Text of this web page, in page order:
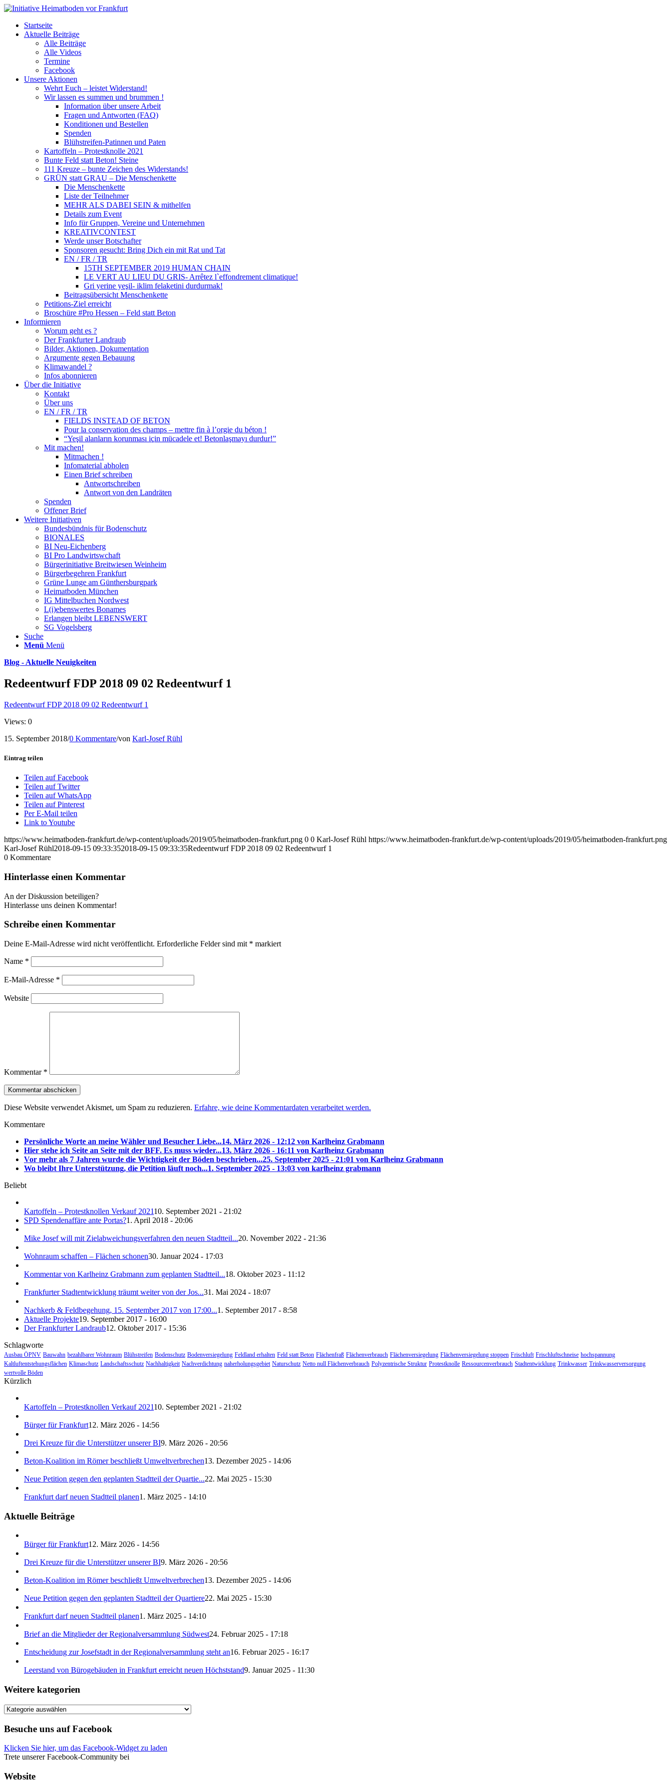
Startseite
Aktuelle Beiträge
Alle Beiträge
Alle Videos
Termine
Facebook
Unsere Aktionen
Wehrt Euch – leistet Widerstand!
Wir lassen es summen und brummen !
Information über unsere Arbeit
Fragen und Antworten (FAQ)
Konditionen und Bestellen
Spenden
Blühstreifen-Patinnen und Paten
Kartoffeln – Protestknolle 2021
Bunte Feld statt Beton! Steine
111 Kreuze – bunte Zeichen des Widerstands!
GRÜN statt GRAU – Die Menschenkette
Die Menschenkette
Liste der Teilnehmer
MEHR ALS DABEI SEIN & mithelfen
Details zum Event
Info für Gruppen, Vereine und Unternehmen
KREATIVCONTEST
Werde unser Botschafter
Sponsoren gesucht: Bring Dich ein mit Rat und Tat
EN / FR / TR
15TH SEPTEMBER 2019 HUMAN CHAIN
LE VERT AU LIEU DU GRIS- Arrêtez l`effondrement climatique!
Gri yerine yeşil- iklim felaketini durdurmak!
Beitragsübersicht Menschenkette
Petitions-Ziel erreicht
Broschüre #Pro Hessen – Feld statt Beton
Informieren
Worum geht es ?
Der Frankfurter Landraub
Bilder, Aktionen, Dokumentation
Argumente gegen Bebauung
Klimawandel ?
Infos abonnieren
Über die Initiative
Kontakt
Über uns
EN / FR / TR
FIELDS INSTEAD OF BETON
Pour la conservation des champs – mettre fin à l’orgie du béton !
“Yeşil alanların korunması için mücadele et! Betonlaşmayı durdur!”
Mit machen!
Mitmachen !
Infomaterial abholen
Einen Brief schreiben
Antwortschreiben
Antwort von den Landräten
Spenden
Offener Brief
Weitere Initiativen
Bundesbündnis für Bodenschutz
BIONALES
BI Neu-Eichenberg
BI Pro Landwirtswchaft
Bürgerinitiative Breitwiesen Weinheim
Bürgerbegehren Frankfurt
Grüne Lunge am Günthersburgpark
Heimatboden München
IG Mittelbuchen Nordwest
L(i)ebenswertes Bonames
Erlangen bleibt LEBENSWERT
SG Vogelsberg
Suche
Menü Menü
Blog - Aktuelle Neuigkeiten
Redeentwurf FDP 2018 09 02 Redeentwurf 1
Redeentwurf FDP 2018 09 02 Redeentwurf 1
Views: 0
15. September 2018/0 Kommentare/von Karl-Josef Rühl
Eintrag teilen
Teilen auf Facebook
Teilen auf Twitter
Teilen auf WhatsApp
Teilen auf Pinterest
Per E-Mail teilen
Link to Youtube
https://www.heimatboden-frankfurt.de/wp-content/uploads/2019/05/heimatboden-frankfurt.png 0 0 Karl-Josef Rühl https://www.heimatboden-frankfurt.de/wp-content/uploads/2019/05/heimatboden-frankfurt.png
Karl-Josef Rühl2018-09-15 09:33:352018-09-15 09:33:35Redeentwurf FDP 2018 09 02 Redeentwurf 1
0 Kommentare
Hinterlasse einen Kommentar
An der Diskussion beteiligen?
Hinterlasse uns deinen Kommentar!
Schreibe einen Kommentar
Deine E-Mail-Adresse wird nicht veröffentlicht. Erforderliche Felder sind mit * markiert
Name *
E-Mail-Adresse *
Website
Kommentar *
Diese Website verwendet Akismet, um Spam zu reduzieren. Erfahre, wie deine Kommentardaten verarbeitet werden.
Kommentare
Persönliche Worte an meine Wähler und Besucher Liebe...14. März 2026 - 12:12 von Karlheinz Grabmann
Hier stehe ich Seite an Seite mit der BFF. Es muss wieder...13. März 2026 - 16:11 von Karlheinz Grabmann
Vor mehr als 7 Jahren wurde die Wichtigkeit der Böden beschrieben...25. September 2025 - 21:01 von Karlheinz Grabmann
Wo bleibt Ihre Unterstützung, die Petition läuft noch...1. September 2025 - 13:03 von karlheinz grabmann
Beliebt
Kartoffeln – Protestknollen Verkauf 202110. September 2021 - 21:02
SPD Spendenaffäre ante Portas?1. April 2018 - 20:06
Mike Josef will mit Zielabweichungsverfahren den neuen Stadtteil...20. November 2022 - 21:36
Wohnraum schaffen – Flächen schonen30. Januar 2024 - 17:03
Kommentar von Karlheinz Grabmann zum geplanten Stadtteil...18. Oktober 2023 - 11:12
Frankfurter Stadtentwicklung träumt weiter von der Jos...31. Mai 2024 - 18:07
Nachkerb & Feldbegehung, 15. September 2017 von 17:00...1. September 2017 - 8:58
Aktuelle Projekte19. September 2017 - 16:00
Der Frankfurter Landraub12. Oktober 2017 - 15:36
Schlagworte
Ausbau ÖPNV Bauwahn bezahlbarer Wohnraum Blühstreifen Bodenschutz Bodenversiegelung Feldland erhalten Feld statt Beton Flächenfraß Flächenverbrauch Flächenversiegelung Flächenversiegelung stoppen Frischluft Frischluftschneise hochspannung
Kaltluftentstehungsflächen Klimaschutz Landschaftsschutz Nachhaltigkeit Nachverdichtung naherholungsgebiet Naturschutz Netto null Flächenverbrauch Polyzentrische Struktur Protestknolle Ressourcenverbrauch Stadtentwicklung Trinkwasser Trinkwasserversorgung
wertvolle Böden
Kürzlich
Kartoffeln – Protestknollen Verkauf 202110. September 2021 - 21:02
Bürger für Frankfurt12. März 2026 - 14:56
Drei Kreuze für die Unterstützer unserer BI9. März 2026 - 20:56
Beton-Koalition im Römer beschließt Umweltverbrechen13. Dezember 2025 - 14:06
Neue Petition gegen den geplanten Stadtteil der Quartie...22. Mai 2025 - 15:30
Frankfurt darf neuen Stadtteil planen1. März 2025 - 14:10
Aktuelle Beiträge
Bürger für Frankfurt12. März 2026 - 14:56
Drei Kreuze für die Unterstützer unserer BI9. März 2026 - 20:56
Beton-Koalition im Römer beschließt Umweltverbrechen13. Dezember 2025 - 14:06
Neue Petition gegen den geplanten Stadtteil der Quartiere22. Mai 2025 - 15:30
Frankfurt darf neuen Stadtteil planen1. März 2025 - 14:10
Brief an die Mitglieder der Regionalversammlung Südwest24. Februar 2025 - 17:18
Entscheidung zur Josefstadt in der Regionalversammlung steht an16. Februar 2025 - 16:17
Leerstand von Bürogebäuden in Frankfurt erreicht neuen Höchststand9. Januar 2025 - 11:30
Weitere kategorien
Weitere
Besuche uns auf Facebook
Klicken Sie hier, um das Facebook-Widget zu laden
Trete unserer Facebook-Community bei
Website